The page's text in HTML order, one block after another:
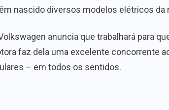
nascido diversos modelos elétricos da
anuncia que trabalhará para
faz dela uma excelente concorrente
– em todos os sentidos.